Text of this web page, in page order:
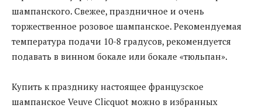
шампанского. Свежее, праздничное и очень
торжественное розовое шампанское. Рекомендуемая
температура подачи 10-8 градусов, рекомендуется
подавать в винном бокале или бокале «тюльпан».
Купить к празднику настоящее французское
шампанское Veuve Clicquot можно в избранных